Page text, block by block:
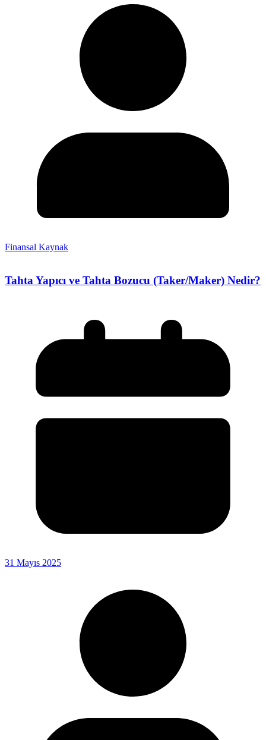
Finansal Kaynak
Tahta Yapıcı ve Tahta Bozucu (Taker/Maker) Nedir?
31 Mayıs 2025